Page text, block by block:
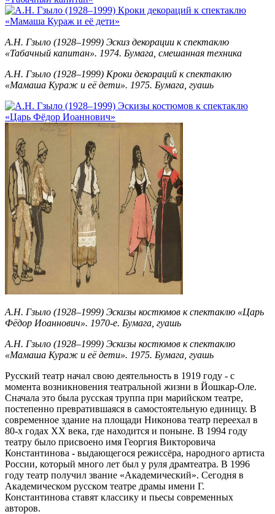
А.Н. Гзыло (1928–1999) Эскиз декорации к спектаклю
«Табачный капитан». 1974. Бумага, смешанная техника
А.Н. Гзыло (1928–1999) Кроки декораций к спектаклю
«Мамаша Кураж и её дети». 1975. Бумага, гуашь
А.Н. Гзыло (1928–1999) Эскизы костюмов к спектаклю «Царь
Фёдор Иоаннович». 1970-е. Бумага, гуашь
А.Н. Гзыло (1928–1999) Эскизы костюмов к спектаклю
«Мамаша Кураж и её дети». 1975. Бумага, гуашь
Русский театр начал свою деятельность в 1919 году - с
момента возникновения театральной жизни в Йошкар-Оле.
Сначала это была русская труппа при марийском театре,
постепенно превратившаяся в самостоятельную единицу. В
современное здание на площади Никонова театр переехал в
80-х годах XX века, где находится и поныне. В 1994 году
театру было присвоено имя Георгия Викторовича
Константинова - выдающегося режиссёра, народного артиста
России, который много лет был у руля драмтеатра. В 1996
году театр получил звание «Академический». Сегодня в
Академическом русском театре драмы имени Г.
Константинова ставят классику и пьесы современных
авторов.